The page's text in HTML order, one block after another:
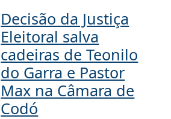
Decisão da Justiça
Eleitoral salva
cadeiras de Teonilo
do Garra e Pastor
Max na Câmara de
Codó